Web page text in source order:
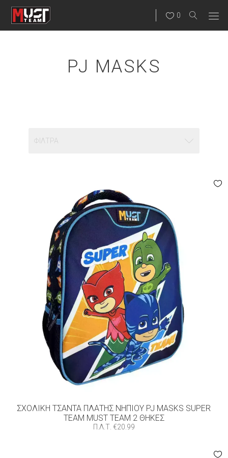
0
PJ MASKS
ΦΊΛΤΡΑ
ΣΧΟΛΙΚΈΣ ΤΣΆΝΤΕΣ ΝΗΠΙΑΓΩΓΕΊΟΥ
ΣΧΟΛΙΚΈΣ ΤΣΆΝΤΕΣ ΔΗΜΟΤΙΚΟΎ
ΣΧΟΛΙΚΈΣ ΤΣΆΝΤΕΣ ΓΥΜΝΑΣΊΟΥ – ΛΥΚΕΊΟΥ
ΣΧΟΛΙΚΈΣ ΤΣΆΝΤΕΣ-ΚΑΣΕΤΊΝΕΣ DISNEY
ΣΧΟΛΙΚΈΣ ΤΣΆΝΤΕΣ-ΚΑΣΕΤΊΝΕΣ MARVEL
ΣΧΟΛΙΚΈΣ ΤΣΆΝΤΕΣ-ΚΑΣΕΤΊΝΕΣ SANRIO
ΕΦΗΒΙΚΈΣ ΤΣΆΝΤΕΣ
ΤΣΆΝΤΕΣ ΒΌΛΤΑΣ
ΣΑΚΊΔΙΑ ΤΑΞΙΔΊΟΥ
FILTER BY
ΣΧΟΛΙΚΉ ΤΣΆΝΤΑ ΠΛΆΤΗΣ ΝΗΠΊΟΥ PJ MASKS SUPER
TEAM MUST TEAM 2 ΘΉΚΕΣ
Π.Λ.Τ. €20.99